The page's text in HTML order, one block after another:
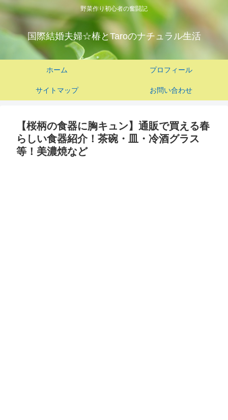
野菜作り初心者の奮闘記
国際結婚夫婦☆椿とTaroのナチュラル生活
ホーム プロフィール
サイトマップ お問い合わせ
【桜柄の食器に胸キュン】通販で買える春
らしい食器紹介！茶碗・皿・冷酒グラス
等！美濃焼など